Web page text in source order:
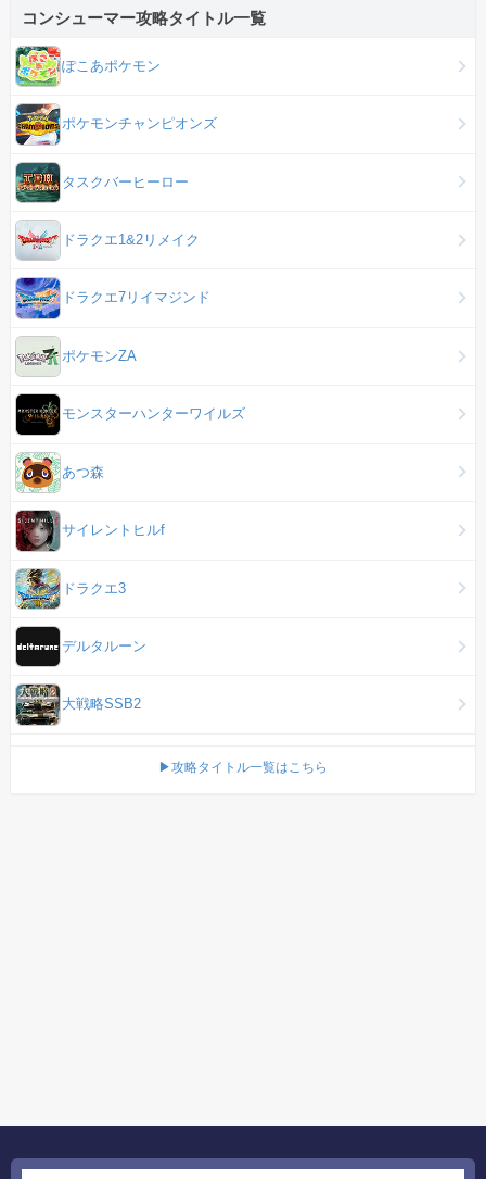
コンシューマー攻略タイトル一覧
ぽこあポケモン
ポケモンチャンピオンズ
タスクバーヒーロー
ドラクエ1&2リメイク
ドラクエ7リイマジンド
ポケモンZA
モンスターハンターワイルズ
あつ森
サイレントヒルf
ドラクエ3
デルタルーン
大戦略SSB2
▶攻略タイトル一覧はこちら